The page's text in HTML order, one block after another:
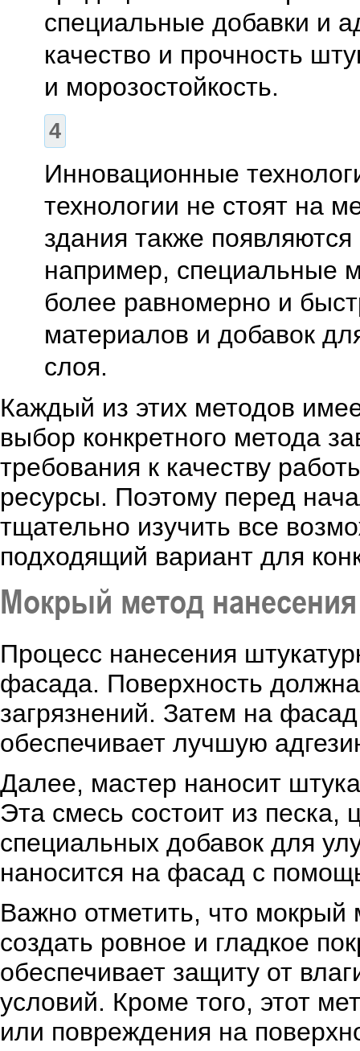
специальные добавки и
качество и прочность
и морозостойкость.
Инновационные
технологии не стоят на
здания также
например, специальные
более равномерно и
материалов и добавок
слоя.
Каждый из этих методов
выбор конкретного метода
требования к качеству
ресурсы. Поэтому перед
тщательно изучить все
подходящий вариант для
Мокрый метод
Процесс нанесения
фасада. Поверхность
загрязнений. Затем на
обеспечивает лучшую
Далее, мастер наносит
Эта смесь состоит из
специальных добавок для
наносится на фасад с
Важно отметить, что мокрый
создать ровное и гладкое
обеспечивает защиту от
условий. Кроме того, этот
или повреждения на